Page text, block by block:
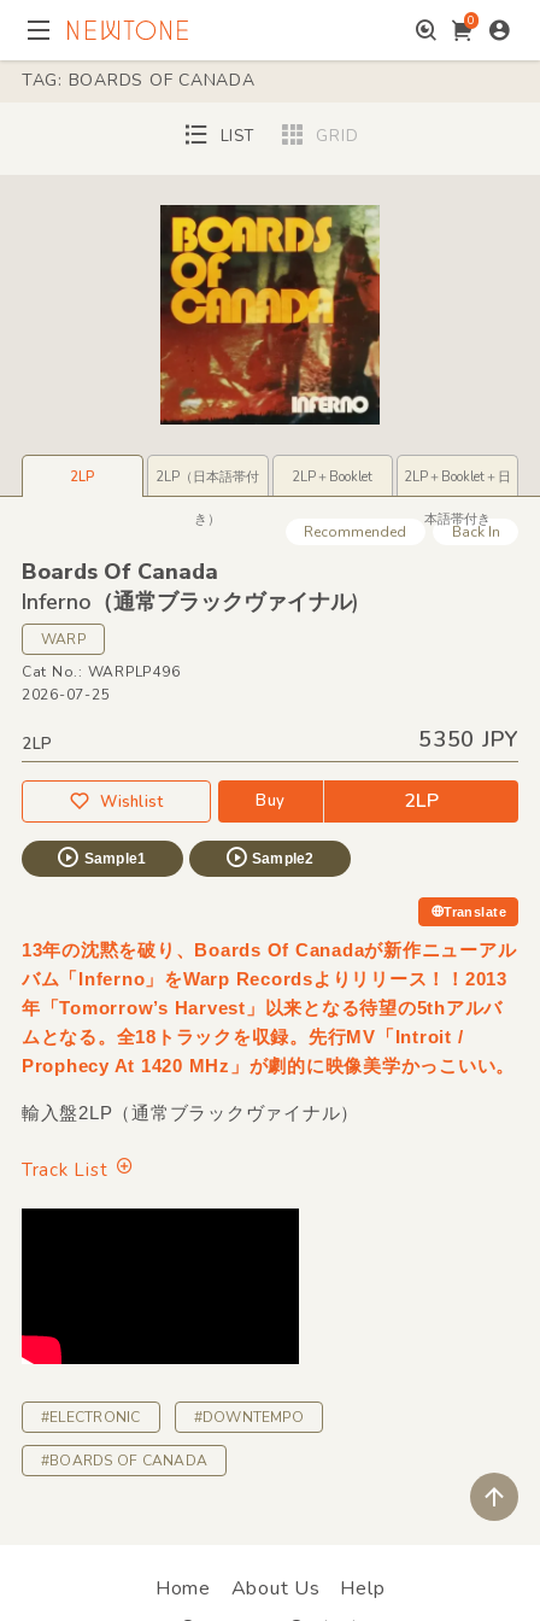
0
TAG: BOARDS OF CANADA
LIST GRID
2LP 2LP（日本語帯付
き）
2LP＋Booklet 2LP＋Booklet＋日
本語帯付き
Recommended Back In
Boards Of Canada
Inferno（通常ブラックヴァイナル)
WARP
Cat No.: WARPLP496
2026-07-25
2LP 5350 JPY
Wishlist Buy 2LP
Sample1 Sample2
Translate
13年の沈黙を破り、Boards Of Canadaが新作ニューアル
バム「Inferno」をWarp Recordsよりリリース！！2013
年「Tomorrow’s Harvest」以来となる待望の5thアルバ
ムとなる。全18トラックを収録。先行MV「Introit /
Prophecy At 1420 MHz」が劇的に映像美学かっこいい。
輸入盤2LP（通常ブラックヴァイナル）
Track List
#ELECTRONIC #DOWNTEMPO
#BOARDS OF CANADA
Home About Us
Help